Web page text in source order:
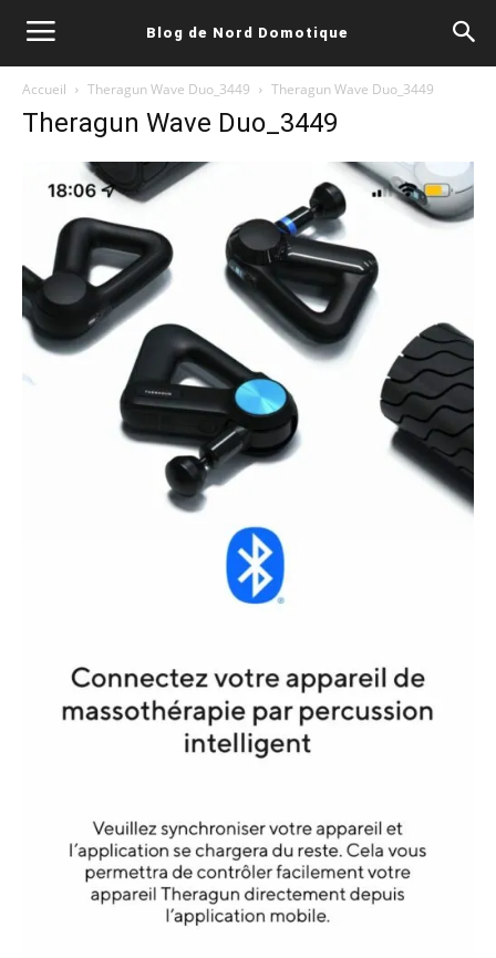
Blog de Nord Domotique
Accueil Theragun Wave Duo_3449 Theragun Wave Duo_3449
Theragun Wave Duo_3449